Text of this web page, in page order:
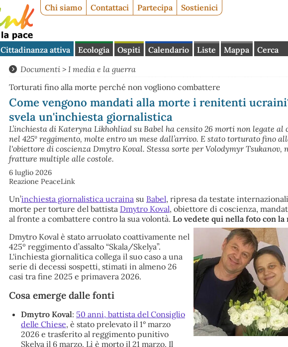
Chi siamo Contattaci Partecipa Sostienici
Cittadinanza attiva Ecologia Ospiti Calendario Liste Mappa Cerca
Documenti >I media e la guerra
Torturati fino alla morte perché non vogliono combattere
Come vengono mandati alla morte i renitenti
svela un'inchiesta giornalistica
L’inchiesta di Kateryna Likhohliad su Babel ha censito 26 morti non legate al
nel 425º reggimento, molte entro un mese dall’arrivo. E stato torturato fino
l'obiettore di coscienza Dmytro Koval. Stessa sorte per Volodymyr Tsukanov,
fratture multiple alle costole.
6 luglio 2026
Reazione PeaceLink
Un’inchiesta giornalistica ucrainasu Babel, ripresa da testate
morte per torture del battista Dmytro Koval, obiettore di coscienza,
al fronte a combattere contro la sua volontà. Lo vedete qui nella foto con la
Dmytro Koval è stato arruolato coattivamente nel
425º reggimento d’assalto “Skala/Skelya”.
L'inchiesta giornalitica collega il suo caso a una
serie di decessi sospetti, stimati in almeno 26
casi tra fine 2025 e primavera 2026.
Cosa emerge dalle fonti
Dmytro Koval: 50 anni, battista del Consiglio
delle Chiese, è stato prelevato il 1° marzo
2026 e trasferito al reggimento punitivo
Skelya il 6 marzo. Lì è morto il 21 marzo. Il